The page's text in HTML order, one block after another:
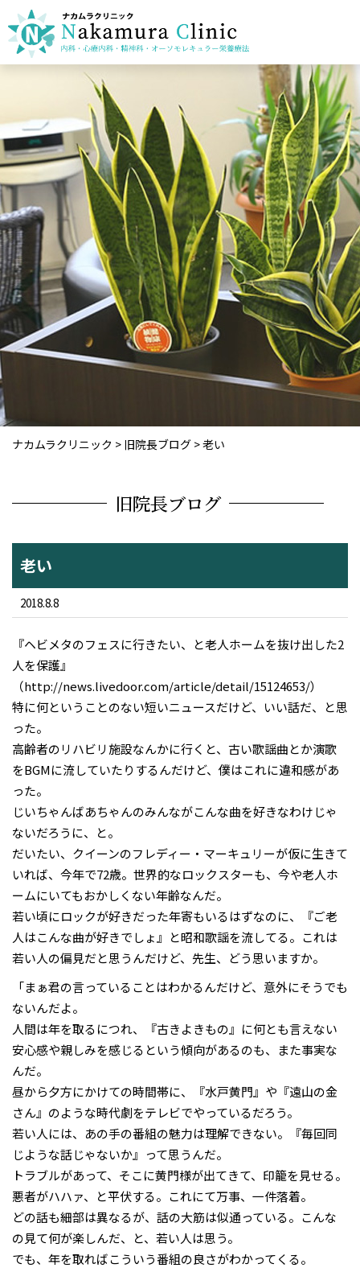
ナカムラクリニック > 旧院長ブログ >老い
旧院長ブログ
老い
2018.8.8
『ヘビメタのフェスに行きたい、と老人ホームを抜け出した2
人を保護』
（http://news.livedoor.com/article/detail/15124653/）
特に何ということのない短いニュースだけど、いい話だ、と思
った。
高齢者のリハビリ施設なんかに行くと、古い歌謡曲とか演歌
をBGMに流していたりするんだけど、僕はこれに違和感があ
った。
じいちゃんばあちゃんのみんながこんな曲を好きなわけじゃ
ないだろうに、と。
だいたい、クイーンのフレディー・マーキュリーが仮に生きて
いれば、今年で72歳。世界的なロックスターも、今や老人ホ
ームにいてもおかしくない年齢なんだ。
若い頃にロックが好きだった年寄もいるはずなのに、『ご老
人はこんな曲が好きでしょ』と昭和歌謡を流してる。これは
若い人の偏見だと思うんだけど、先生、どう思いますか。
「まぁ君の言っていることはわかるんだけど、意外にそうでも
ないんだよ。
人間は年を取るにつれ、『古きよきもの』に何とも言えない
安心感や親しみを感じるという傾向があるのも、また事実な
んだ。
昼から夕方にかけての時間帯に、『水戸黄門』や『遠山の金
さん』のような時代劇をテレビでやっているだろう。
若い人には、あの手の番組の魅力は理解できない。『毎回同
じような話じゃないか』って思うんだ。
トラブルがあって、そこに黄門様が出てきて、印籠を見せる。
悪者がハハァ、と平伏する。これにて万事、一件落着。
どの話も細部は異なるが、話の大筋は似通っている。こんな
の見て何が楽しんだ、と、若い人は思う。
でも、年を取ればこういう番組の良さがわかってくる。